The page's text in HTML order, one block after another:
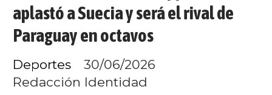
aplastó a Suecia y será el rival de
Paraguay en octavos
Redacción Identidad
Deportes 30/06/2026